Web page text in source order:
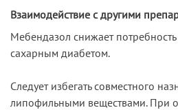
Взаимодействие с другими
Мебендазол снижает
сахарным диабетом.
Следует избегать совместного
липофильными веществами. При